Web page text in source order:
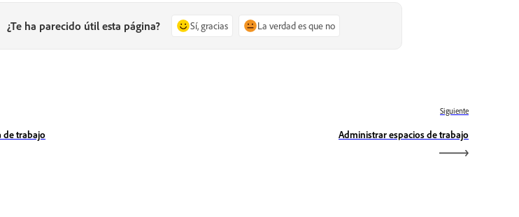
¿Te ha parecido útil esta página? Sí, gracias La verdad es que no
de trabajo
Siguiente
Administrar espacios de trabajo